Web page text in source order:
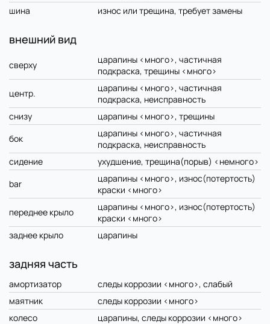
шина
износ или трещина, требует замены
внешний вид
сверху
царапины <много>, частичная
подкраска, трещины <много>
центр.
царапины <много>, частичная
подкраска, неисправность
снизу
царапины <много>, трещины
бок
царапины <много>, частичная
подкраска, неисправность
сидение
ухудшение, трещина(порыв) <немного>
bar
царапины <много>, износ(потертость)
краски <много>
переднее крыло
царапины <много>, износ(потертость)
краски <много>
заднее крыло
царапины
задняя часть
амортизатор
следы коррозии <много>, слабый
маятник
следы коррозии <много>
колесо
царапины, следы коррозии <много>